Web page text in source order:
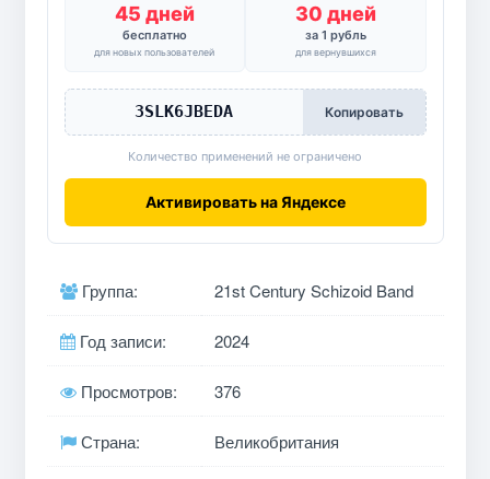
45 дней
бесплатно
для новых пользователей
30 дней
за 1 рубль
для вернувшихся
3SLK6JBEDA Копировать
Количество применений не ограничено
Активировать на Яндексе
Группа: 21st Century Schizoid Band
Год записи: 2024
Просмотров: 376
Страна: Великобритания